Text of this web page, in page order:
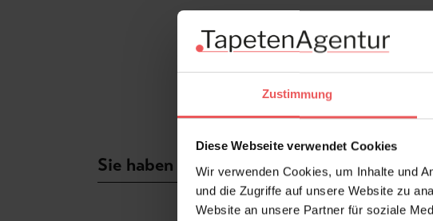
Zustimmung
Diese Webseite verwendet Cookies
Wir verwenden Cookies, um Inhalte und
und die Zugriffe auf unsere Website zu
Website an unsere Partner für soziale
Sie haben Fragen zum Produkt?